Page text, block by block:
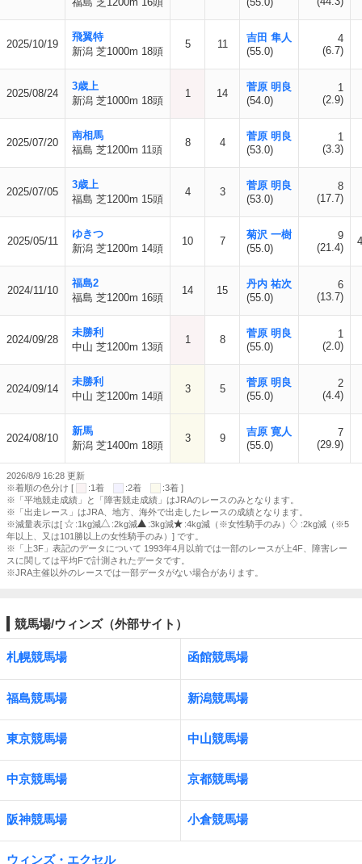
2025/10/19
飛翼特
新潟 芝1000m 18頭
5 11
吉田 隼人
(55.0)
4
(6.7)
2025/08/24
3歳上
新潟 芝1000m 18頭
1 14
菅原 明良
(54.0)
1
(2.9)
2025/07/20
南相馬
福島 芝1200m 11頭
8 4
菅原 明良
(53.0)
1
(3.3)
2025/07/05
3歳上
福島 芝1200m 15頭
4 3
菅原 明良
(53.0)
8
(17.7)
2025/05/11
ゆきつ
新潟 芝1200m 14頭
10 7
菊沢 一樹
(55.0)
9
(21.4)
2024/11/10
福島2
福島 芝1200m 16頭
14 15
丹内 祐次
(55.0)
6
(13.7)
2024/09/28
未勝利
中山 芝1200m 13頭
1 8
菅原 明良
(55.0)
1
(2.0)
2024/09/14
未勝利
中山 芝1200m 14頭
3 5
菅原 明良
(55.0)
2
(4.4)
2024/08/10
新馬
新潟 芝1400m 18頭
3 9
吉原 寛人
(55.0)
7
(29.9)
2026/8/9 16:28 更新
※着順の色分け [
:1着 :2着
:3着 ]
※「平地競走成績」と「障害競走成績」はJRAのレースのみとなります。
※「出走レース」はJRA、地方、海外で出走したレースの成績となります。
※減量表示は[
:1kg減 :2kg減 :3kg減 :4kg減（※女性騎手のみ）
:2kg減（※5
年以上、又は101勝以上の女性騎手のみ）] です。
※「上3F」表記のデータについて 1993年4月以前では一部のレースが上4F、障害レー
スに関しては平均Fで計測されたデータです。
※JRA主催以外のレースでは一部データがない場合があります。
競馬場/ウィンズ（外部サイト）
札幌競馬場 函館競馬場
福島競馬場 新潟競馬場
東京競馬場 中山競馬場
中京競馬場 京都競馬場
阪神競馬場 小倉競馬場
ウィンズ・エクセル